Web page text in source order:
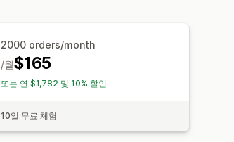
2000 orders/month
$165
/월
또는 연 $1,782 및 10% 할인
10일 무료 체험